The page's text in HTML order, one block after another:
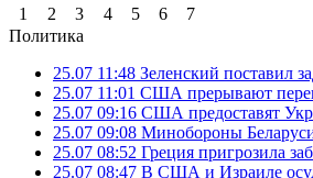
1
2 3 4 5 6
7
Политика
25.07 11:48 Зеленский поставил
25.07 11:01 США прерывают
25.07 09:16 США предоставят
25.07 09:08 Минобороны
25.07 08:52 Греция пригрозила
25.07 08:47 В США и Израиле